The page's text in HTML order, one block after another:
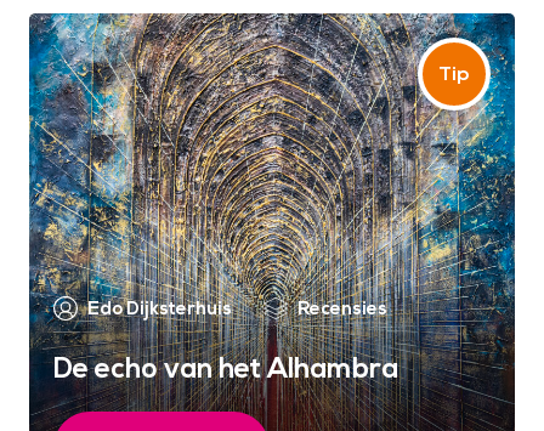
Edo Dijksterhuis Recensies
De echo van het Alhambra